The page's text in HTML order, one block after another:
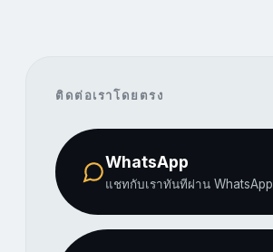
ติดต่อเราโดยตรง
WhatsApp
แชทกับเราทันทีผ่าน WhatsApp